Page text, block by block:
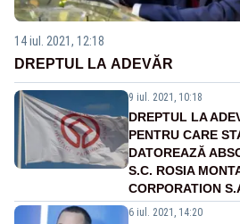
14 iul. 2021, 12:18
DREPTUL LA ADEVĂR
9 iul. 2021, 10:18
DREPTUL LA
PENTRU CARE
DATOREAZĂ
S.C. ROSIA
CORPORATION
6 iul. 2021, 14:20